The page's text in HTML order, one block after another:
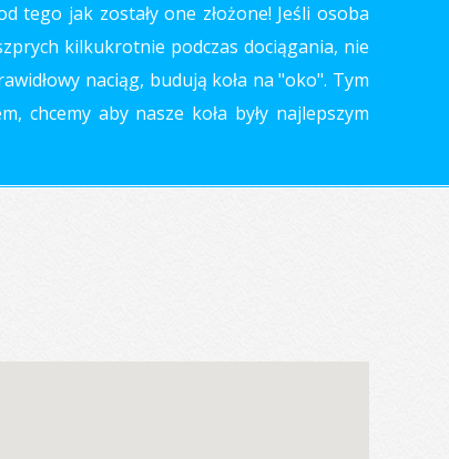
tego jak zostały one złożone! Jeśli osoba
kilkukrotnie podczas dociągania, nie
naciąg, budują koła na "oko". Tym
chcemy aby nasze koła były najlepszym